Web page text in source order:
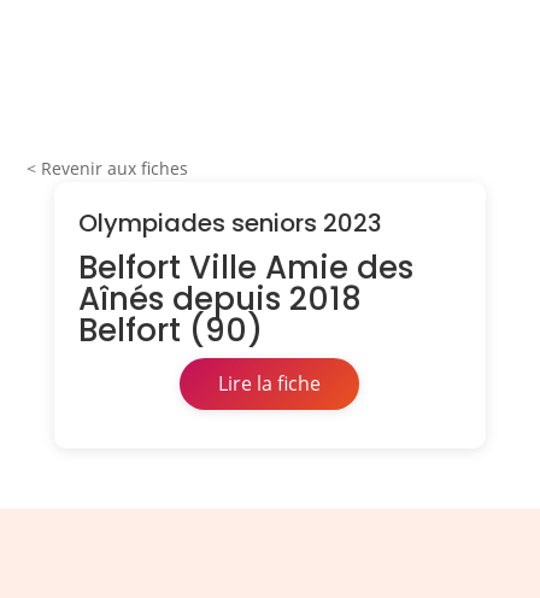
< Revenir aux fiches
Olympiades seniors 2023
Belfort Ville Amie des
Aînés depuis 2018
Belfort (90)
Lire la fiche